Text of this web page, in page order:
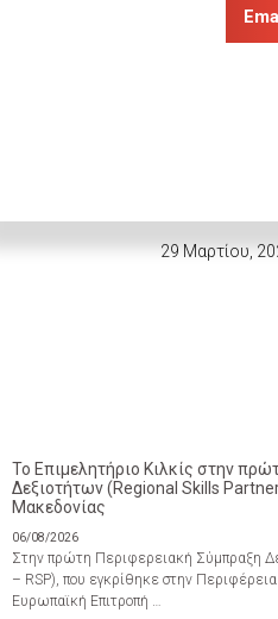
29 Μαρτίου,
Το Επιμελητήριο Κιλκίς στην
Δεξιοτήτων (Regional Skills
Μακεδονίας
06/08/2026
Στην πρώτη Περιφερειακή Σύμπραξη
– RSP), που εγκρίθηκε στην
Ευρωπαϊκή Επιτροπή …